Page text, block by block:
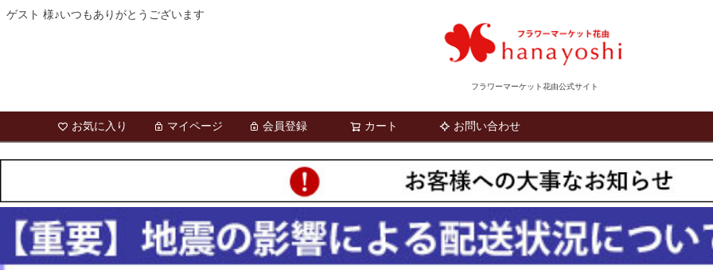
ゲスト 様♪いつもありがとうございます
フラワーマーケット花由公式サイト
お気に入り マイページ 会員登録 カート お問い合わせ